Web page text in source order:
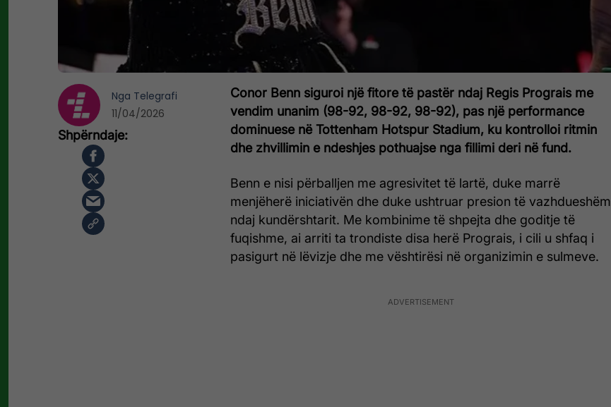
Conor Benn siguroi një fitore të pastër ndaj Regis Prograis me
vendim unanim (98-92, 98-92, 98-92), pas një performance
dominuese në Tottenham Hotspur Stadium, ku kontrolloi ritmin
dhe zhvillimin e ndeshjes pothuajse nga fillimi deri në fund.
Benn e nisi përballjen me agresivitet të lartë, duke marrë
menjëherë iniciativën dhe duke ushtruar presion të vazhdueshëm
ndaj kundërshtarit. Me kombinime të shpejta dhe goditje të
fuqishme, ai arriti ta trondiste disa herë Prograis, i cili u shfaq i
pasigurt në lëvizje dhe me vështirësi në organizimin e sulmeve.
Nga Telegrafi
11/04/2026